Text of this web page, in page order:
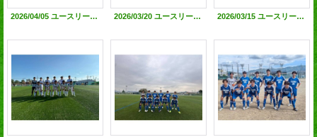
2026/04/05 ユースリーグ中部地区1部第3節 VS藤枝東C △1-1 @藤枝東高G 2026/03/20 ユースリーグ中部地区1部第2節 VS藤枝明誠E △1-1 @藤枝明誠G 2026/03/15 ユースリーグ中部地区1部第1節 VS静岡北高 〇2-0 @静岡北高G